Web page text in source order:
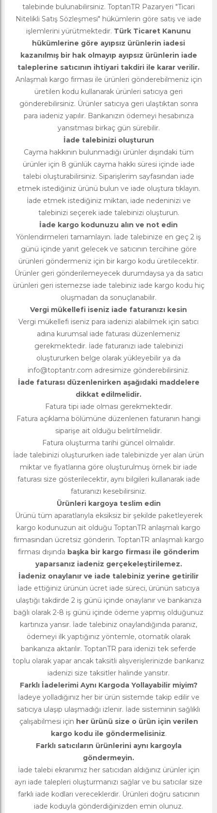
talebinde bulunabilirsiniz. ToptanTR Pazaryeri "Ticari
Nitelikli Satış Sözleşmesi" hükümlerin göre satış ve iade
işlemlerini yürütmektedir. Türk Ticaret Kanunu
hükümlerine göre ayıpsız ürünlerin iadesi
kazanılmış bir hak olmayıp ayıpsız ürünlerin iade
taleplerine satıcının ihtiyari takdiri ile karar verilir.
Anlaşmalı kargo firması ile ürünleri gönderebilmeniz için
üretilen kodu kullanarak ürünleri satıcıya geri
gönderebilirsiniz. Ürünler satıcıya geri ulaştıktan sonra
para iadeniz yapılır. Bankanızın ödemeyi hesabınıza
yansıtması birkaç gün sürebilir.
İade talebinizi oluşturun
Cayma hakkının bulunmadığı ürünler dışındaki tüm
ürünler için 8 günlük cayma hakkı süresi içinde iade
talebi oluşturabilirsiniz. Siparişlerim sayfasından iade
etmek istediğiniz ürünü bulun ve iade oluştura tıklayın.
İade etmek istediğiniz miktarı, iade nedeninizi ve
talebinizi seçerek iade talebinizi oluşturun.
İade kargo kodunuzu alın ve not edin
Yönlendirmeleri tamamlayın. İade talebinize en geç 2 iş
günü içinde yanıt gelecek ve satıcının tercihine göre
ürünleri göndermeniz için bir kargo kodu üretilecektir.
Ürünler geri gönderilemeyecek durumdaysa ya da satıcı
ürünleri geri istemezse iade talebiniz iade kargo kodu hiç
oluşmadan da sonuçlanabilir.
Vergi mükellefi iseniz iade faturanızı kesin
Vergi mükellefi iseniz para iadenizi alabilmek için satıcı
adına kurumsal iade faturası düzenlemeniz
gerekmektedir. İade faturanızı iade talebinizi
oluştururken belge olarak yükleyebilir ya da
info@toptantr.com adresimize gönderebilirsiniz.
İade faturası düzenlenirken aşağıdaki maddelere
dikkat edilmelidir.
Fatura tipi iade olması gerekmektedir.
Fatura açıklama bölümüne düzenlenen faturanın hangi
siparişe ait olduğu belirtilmelidir.
Fatura oluşturma tarihi güncel olmalıdır.
İade talebinizi oluştururken iade talebinizde yer alan ürün
miktar ve fiyatlarına göre oluşturulmuş örnek bir iade
faturası size gösterilecektir, aynı bilgileri kullanarak iade
faturanızı kesebilirsiniz.
Ürünleri kargoya teslim edin
Ürünü tüm aparatlarıyla eksiksiz bir şekilde paketleyerek
kargo kodunuzun ait olduğu ToptanTR anlaşmalı kargo
firmasından ücretsiz gönderin. ToptanTR anlaşmalı kargo
firması dışında başka bir kargo firması ile gönderim
yaparsanız iadeniz gerçekeleştirilemez.
İadeniz onaylanır ve iade talebiniz yerine getirilir
İade ettiğiniz ürünün ücret iade süreci, ürünün satıcıya
ulaştığı takdirde 2 iş günü içinde onaylanır ve bankanıza
bağlı olarak 2-8 iş günü içinde ödeme yapmış olduğunuz
kartınıza yansır. İade talebiniz onaylandığında paranız,
ödemeyi ilk yaptığınız yöntemle, otomatik olarak
bankanıza aktarılır. ToptanTR para idenizi tek seferde
toplu olarak yapar ancak taksitli alışverişlerinizde bankanız
iadenizi size taksitler halinde yansıtır.
Farklı İadelerimi Aynı Kargoda Yollayabilir miyim?
İadeye yolladığınız her bir ürün sistemde takip edilir ve
satıcıya ulaşıp ulaşmadığı izlenir. İade sisteminin sağlıklı
çalışabilmesi için her ürünü size o ürün için verilen
kargo kodu ile göndermelisiniz.
Farklı satıcıların ürünlerini aynı kargoyla
göndermeyin.
İade talebi ekranımız her satıcıdan aldığınız ürünler için
ayrı iade talepleri oluşturmanızı sağlar ve bu satıcılar size
farklı iade kodları vereceklerdir. Ürünleri doğru satıcının
iade koduyla gönderdiğinizden emin olunuz.